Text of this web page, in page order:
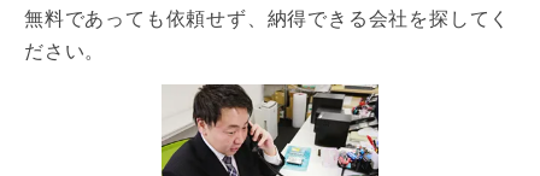
無料であっても依頼せず、納得できる会社を探してく
ださい。